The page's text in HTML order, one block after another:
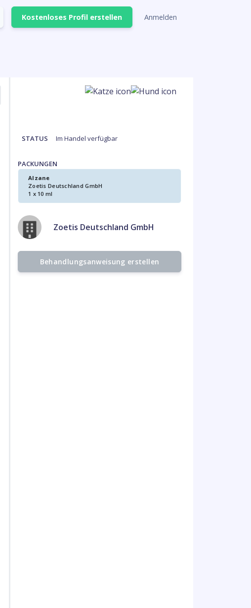
Kostenloses Profil erstellen Anmelden
STATUS Im Handel verfügbar
PACKUNGEN
Alzane
Zoetis Deutschland GmbH
1 x 10 ml
Zoetis Deutschland GmbH
Behandlungsanweisung erstellen